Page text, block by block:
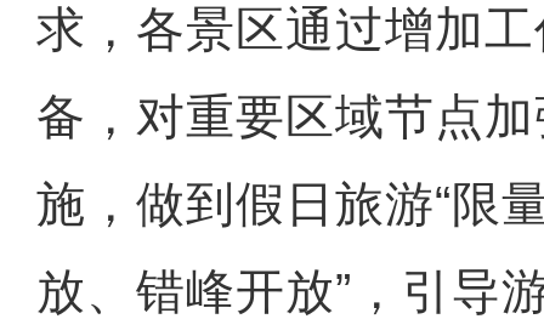
求，各景区通过增加
备，对重要区域节点
施，做到假日旅游“限
放、错峰开放”，引导